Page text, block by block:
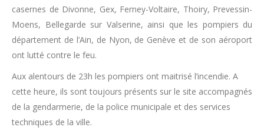
casernes de Divonne, Gex, Ferney-Voltaire, Thoiry, Prevessin-
Moens, Bellegarde sur Valserine, ainsi que les pompiers du
département de l’Ain, de Nyon, de Genève et de son aéroport
ont lutté contre le feu.
Aux alentours de 23h les pompiers ont maitrisé l’incendie. A
cette heure, ils sont toujours présents sur le site accompagnés
de la gendarmerie, de la police municipale et des services
techniques de la ville.